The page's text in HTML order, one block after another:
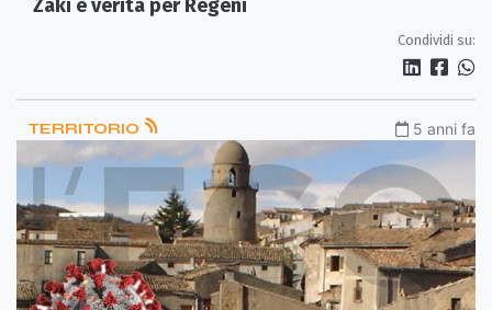
Zaki e verità per Regeni
Condividi su:
TERRITORIO 5 anni fa